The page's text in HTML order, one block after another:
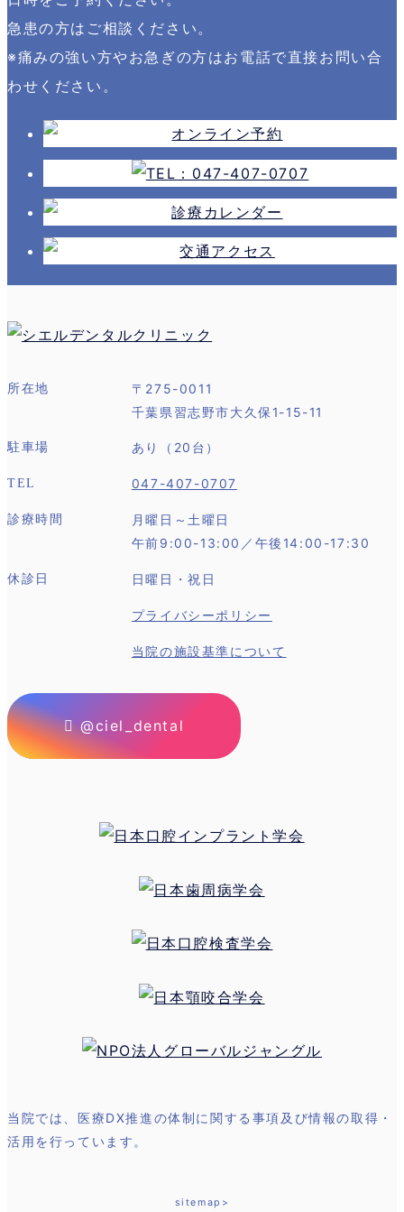
急患の方はご相談ください。
※痛みの強い方やお急ぎの方はお電話で直接お問い合
わせください。
所在地
〒275-0011
千葉県習志野市大久保1-15-11
駐車場 あり（20台）
TEL 047-407-0707
診療時間
月曜日～土曜日
午前9:00-13:00／午後14:00-17:30
休診日 日曜日・祝日
プライバシーポリシー
当院の施設基準について
@ciel_dental
当院では、医療DX推進の体制に関する事項及び情報の取得・
活用を行っています。
sitemap>